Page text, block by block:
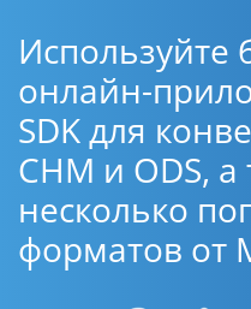
Используйте
онлайн-
SDK для
CHM и ODS,
несколько
форматов от